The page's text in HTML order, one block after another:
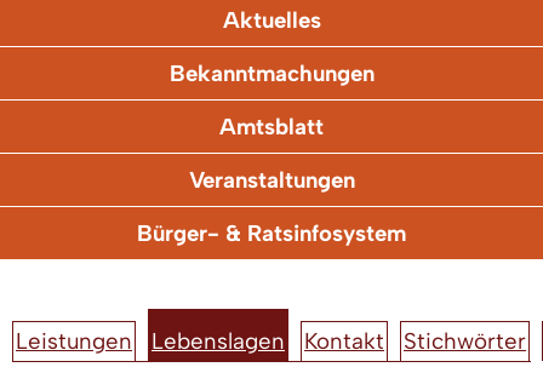
Aktuelles
Bekanntmachungen
Amtsblatt
Veranstaltungen
Bürger- & Ratsinfosystem
Leistungen Lebenslagen Kontakt Stichwörter